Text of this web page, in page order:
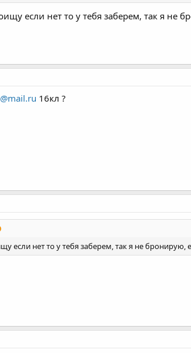
если нет то у тебя заберем, так я не
16кл ?
если нет то у тебя заберем, так я не бронирую,